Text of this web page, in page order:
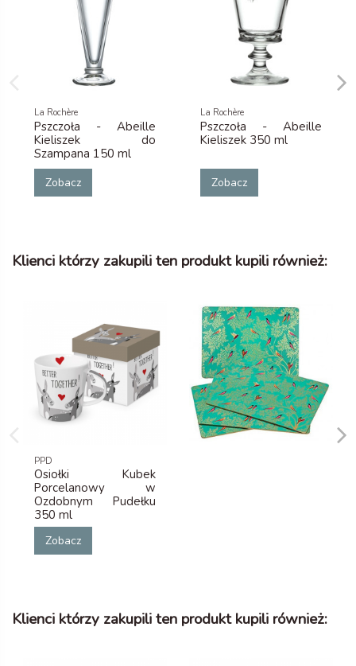
La Rochère
Pszczoła - Abeille
Kieliszek do
Szampana 150 ml
Zobacz
La Rochère
Pszczoła - Abeille
Kieliszek 350 ml
Zobacz
Klienci którzy zakupili ten produkt kupili również:
PPD
Osiołki Kubek
Porcelanowy w
Ozdobnym Pudełku
350 ml
Zobacz
Klienci którzy zakupili ten produkt kupili również: